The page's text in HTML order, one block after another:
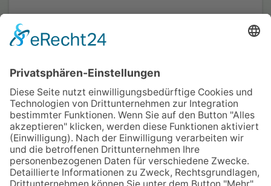
Quelle: iGZ – Interessenverband Deutscher
Home
Impressum
Datenschutz